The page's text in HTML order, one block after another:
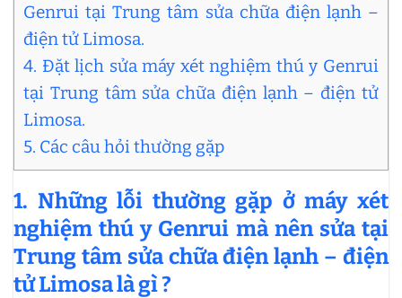
Genrui tại Trung tâm sửa chữa điện lạnh –
điện tử Limosa.
4. Đặt lịch sửa máy xét nghiệm thú y Genrui
tại Trung tâm sửa chữa điện lạnh – điện tử
Limosa.
5. Các câu hỏi thường gặp
1. Những lỗi thường gặp ở máy xét
nghiệm thú y Genrui mà nên sửa tại
Trung tâm sửa chữa điện lạnh – điện
tử Limosa là gì ?